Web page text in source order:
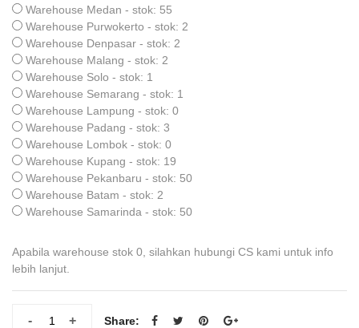
Warehouse Medan - stok: 55
Warehouse Purwokerto - stok: 2
Warehouse Denpasar - stok: 2
Warehouse Malang - stok: 2
Warehouse Solo - stok: 1
Warehouse Semarang - stok: 1
Warehouse Lampung - stok: 0
Warehouse Padang - stok: 3
Warehouse Lombok - stok: 0
Warehouse Kupang - stok: 19
Warehouse Pekanbaru - stok: 50
Warehouse Batam - stok: 2
Warehouse Samarinda - stok: 50
Apabila warehouse stok 0, silahkan hubungi CS kami untuk info
lebih lanjut.
+
- Share: